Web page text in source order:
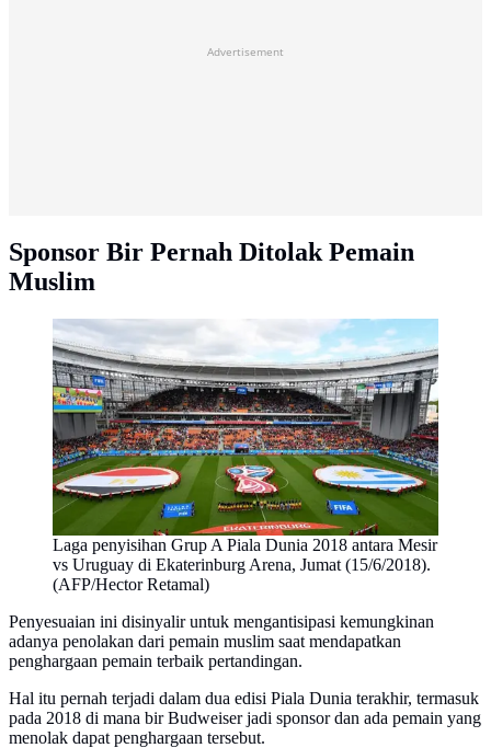
Advertisement
Sponsor Bir Pernah Ditolak Pemain
Muslim
Laga penyisihan Grup A Piala Dunia 2018 antara Mesir
vs Uruguay di Ekaterinburg Arena, Jumat (15/6/2018).
(AFP/Hector Retamal)
Penyesuaian ini disinyalir untuk mengantisipasi kemungkinan
adanya penolakan dari pemain muslim saat mendapatkan
penghargaan pemain terbaik pertandingan.
Hal itu pernah terjadi dalam dua edisi Piala Dunia terakhir, termasuk
pada 2018 di mana bir Budweiser jadi sponsor dan ada pemain yang
menolak dapat penghargaan tersebut.